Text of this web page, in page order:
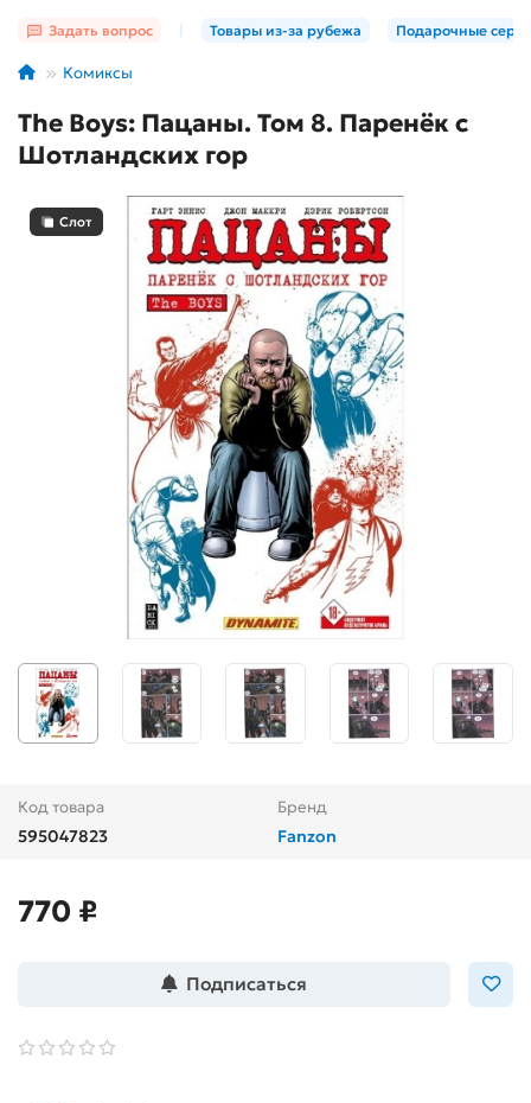
Задать вопрос Товары из-за рубежа Подарочные
Комиксы
The Boys: Пацаны. Том 8. Паренёк с
Шотландских гор
Слот
Код товара
595047823
Бренд
Fanzon
770 ₽
Подписаться